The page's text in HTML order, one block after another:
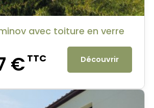
avec toiture en verre
€TTC Découvrir